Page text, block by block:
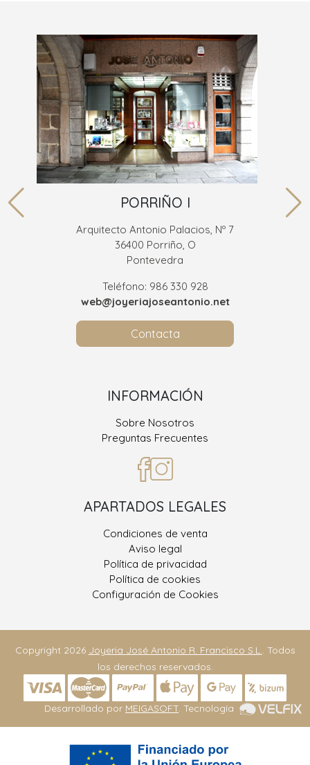
PORRIÑO I
Arquitecto Antonio Palacios, Nº 7
36400 Porriño, O
Pontevedra
Teléfono: 986 330 928
web@joyeriajoseantonio.net
Contacta
INFORMACIÓN
Sobre Nosotros
Preguntas Frecuentes
APARTADOS LEGALES
Condiciones de venta
Aviso legal
Política de privacidad
Política de cookies
Configuración de Cookies
Copyright 2026 Joyeria José Antonio R. Francisco S.L.. Todos
los derechos reservados.
Desarrollado por MEIGASOFT . Tecnología